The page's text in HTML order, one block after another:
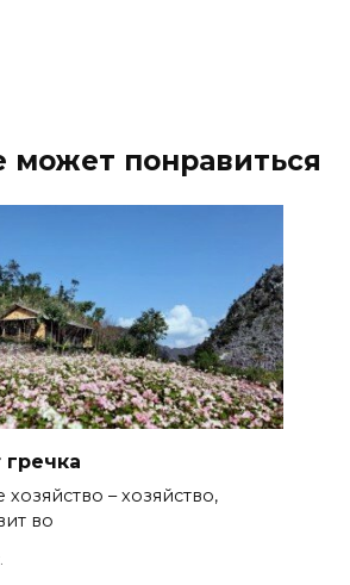
может понравиться
гречка
– хозяйство,
во